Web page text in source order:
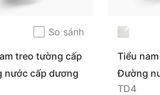
So sánh
treo tường cấp
T6
nước cấp dương
Tiểu
ứng TD4
Đường
TD4